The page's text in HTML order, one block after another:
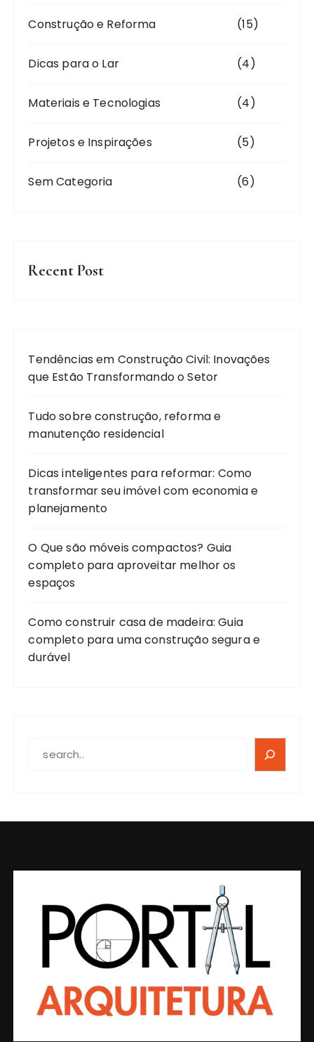
Construção e Reforma (15)
Dicas para o Lar (4)
Materiais e Tecnologias (4)
Projetos e Inspirações (5)
Sem Categoria (6)
Recent Post
Tendências em Construção Civil: Inovações
que Estão Transformando o Setor
Tudo sobre construção, reforma e
manutenção residencial
Dicas inteligentes para reformar: Como
transformar seu imóvel com economia e
planejamento
O Que são móveis compactos? Guia
completo para aproveitar melhor os
espaços
Como construir casa de madeira: Guia
completo para uma construção segura e
durável
SEARCH